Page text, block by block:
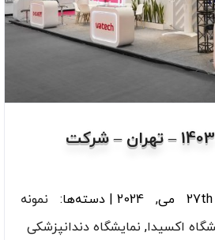
نمایشگاه اکسیدا 1403 – تهران – شرکت
27th می, 2024 دسته‌ها: نمونه
اکسیدا, نمایشگاه دندانپزشکی